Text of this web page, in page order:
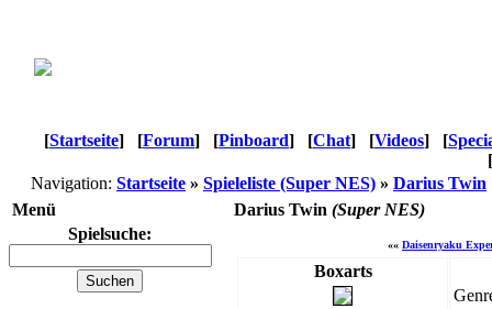
[Startseite] [Forum] [Pinboard] [Chat] [Videos] [
[
Navigation: Startseite » Spieleliste (Super NES) » Darius Twin
Menü
Darius Twin (Super NES)
Spielsuche:
«« Daisenryaku
Boxarts